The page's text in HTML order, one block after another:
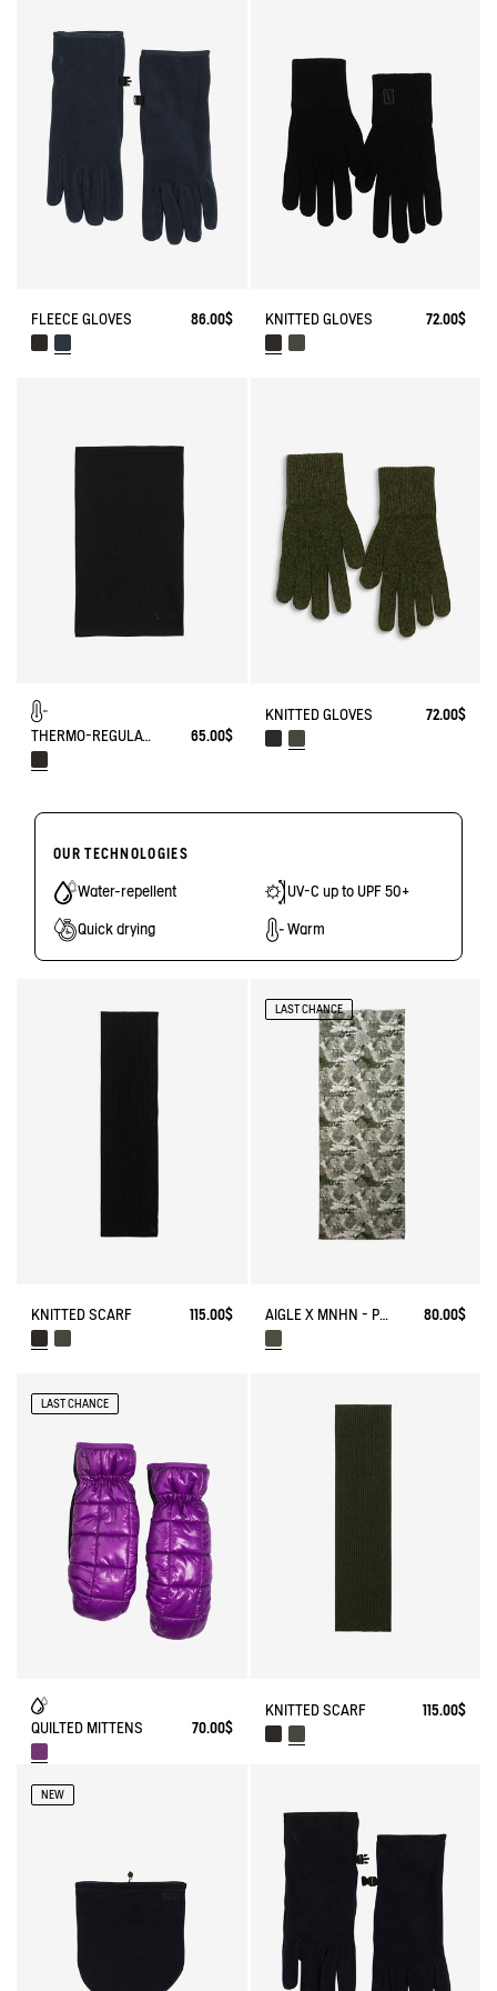
FLEECE GLOVES 86.00$ KNITTED GLOVES 72.00$
THERMO-REGULATING NECK WARMER 65.00$
KNITTED GLOVES 72.00$
OUR TECHNOLOGIES
Water-repellent UV-C up to UPF 50+
Quick drying Warm
KNITTED SCARF 115.00$
LAST CHANCE
AIGLE X MNHN - PRINTED SCARF 80.00$
LAST CHANCE
QUILTED MITTENS 70.00$
KNITTED SCARF 115.00$
NEW